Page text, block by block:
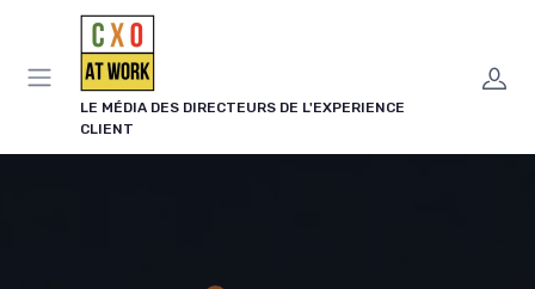
LE MÉDIA DES DIRECTEURS DE L'EXPERIENCE
CLIENT
Panneau de gestion des cookies